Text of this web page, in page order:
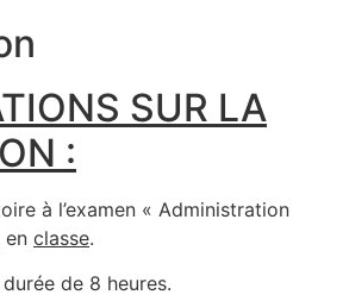
SUR LA
:
à l’examen « Administration
en classe.
de 8 heures.